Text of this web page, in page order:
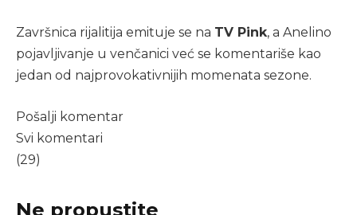
Završnica rijalitija emituje se na TV Pink, a Anelino
pojavljivanje u venčanici već se komentariše kao
jedan od najprovokativnijih momenata sezone.
Pošalji komentar
Svi komentari
(29)
Ne propustite